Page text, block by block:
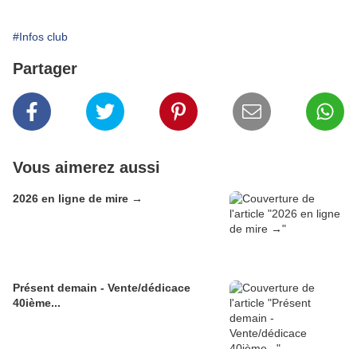
#Infos club
Partager
Vous aimerez aussi
2026 en ligne de mire →
Présent demain - Vente/dédicace
40ième...